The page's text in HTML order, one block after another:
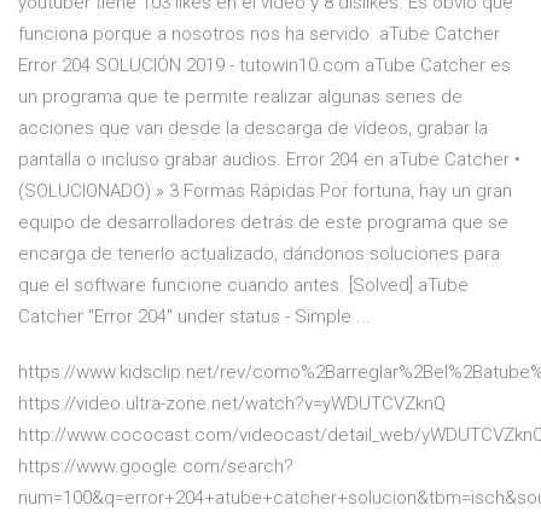
funciona porque a nosotros nos ha servido. aTube Catcher
Error 204 SOLUCIÓN 2019 - tutowin10.com aTube Catcher es
un programa que te permite realizar algunas series de
acciones que van desde la descarga de vídeos, grabar la
pantalla o incluso grabar audios. Error 204 en aTube Catcher •
(SOLUCIONADO) » 3 Formas Rápidas Por fortuna, hay un gran
equipo de desarrolladores detrás de este programa que se
encarga de tenerlo actualizado, dándonos soluciones para
que el software funcione cuando antes. [Solved] aTube
Catcher "Error 204" under status - Simple ...
https://www.kidsclip.net/rev/
https://video.ultra-zone.net/watch?v=yWDUTCVZknQ
http://www.cococast.com/videocast/detail_web/
https://www.google.com/search?